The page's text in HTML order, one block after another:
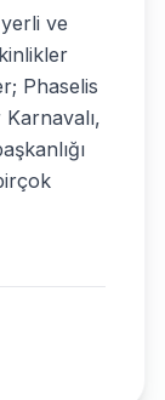
ve
Phaselis